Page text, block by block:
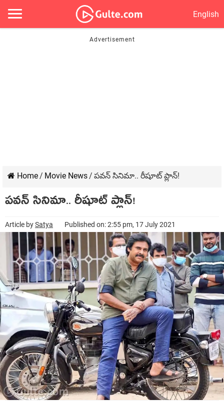
English
Home/ Movie News/ పవన్ సినిమా.. రీషూట్ ప్లాన్!
పవన్ సినిమా.. రీషూట్ ప్లాన్!
Article bySatya Published on: 2:55 pm, 17 July 2021